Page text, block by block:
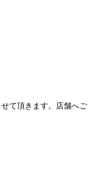
て頂きます。店舗へご